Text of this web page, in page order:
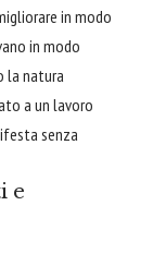
in modo
in modo
la natura
a un lavoro
senza
e